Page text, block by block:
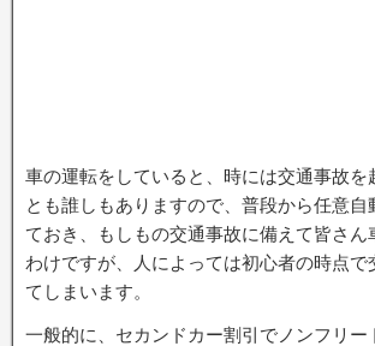
車の運転をしていると、時には交通事故を
とも誰しもありますので、普段から任意自
ておき、もしもの交通事故に備えて皆さん
わけですが、人によっては初心者の時点で
てしまいます。
一般的に、セカンドカー割引でノンフリー